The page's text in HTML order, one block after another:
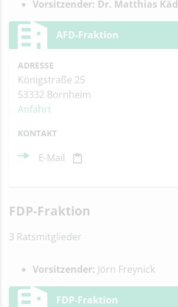
Vorsitzender: Dr. Matthias
AFD-Fraktion
ADRESSE
Königstraße 25
53332 Bornheim
Anfahrt
KONTAKT
E-Mail
FDP-Fraktion
3 Ratsmitglieder
Vorsitzender: Jörn Freynick
FDP-Fraktion